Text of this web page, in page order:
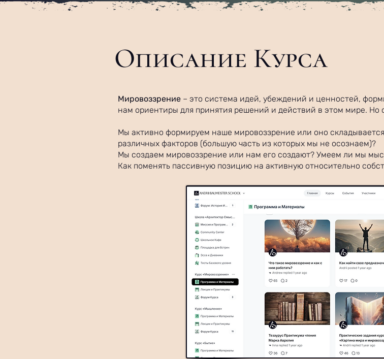
Описание Курса
Мировоззрение – это система идей, убеждений и ценностей,
нам ориентиры для принятия решений и действий в этом мире.
Мы активно формируем наше мировоззрение или оно
различных факторов (большую часть из которых мы не осознаем)?
Мы создаем мировоззрение или нам его создают? Умеем ли мы
Как поменять пассивную позицию на активную относительно